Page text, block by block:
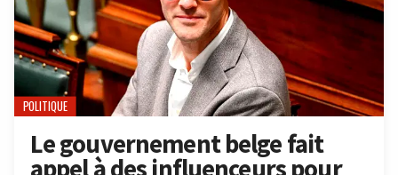
POLITIQUE
Le gouvernement belge fait